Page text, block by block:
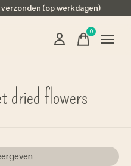
(op werkdagen)
0items
dried flowers